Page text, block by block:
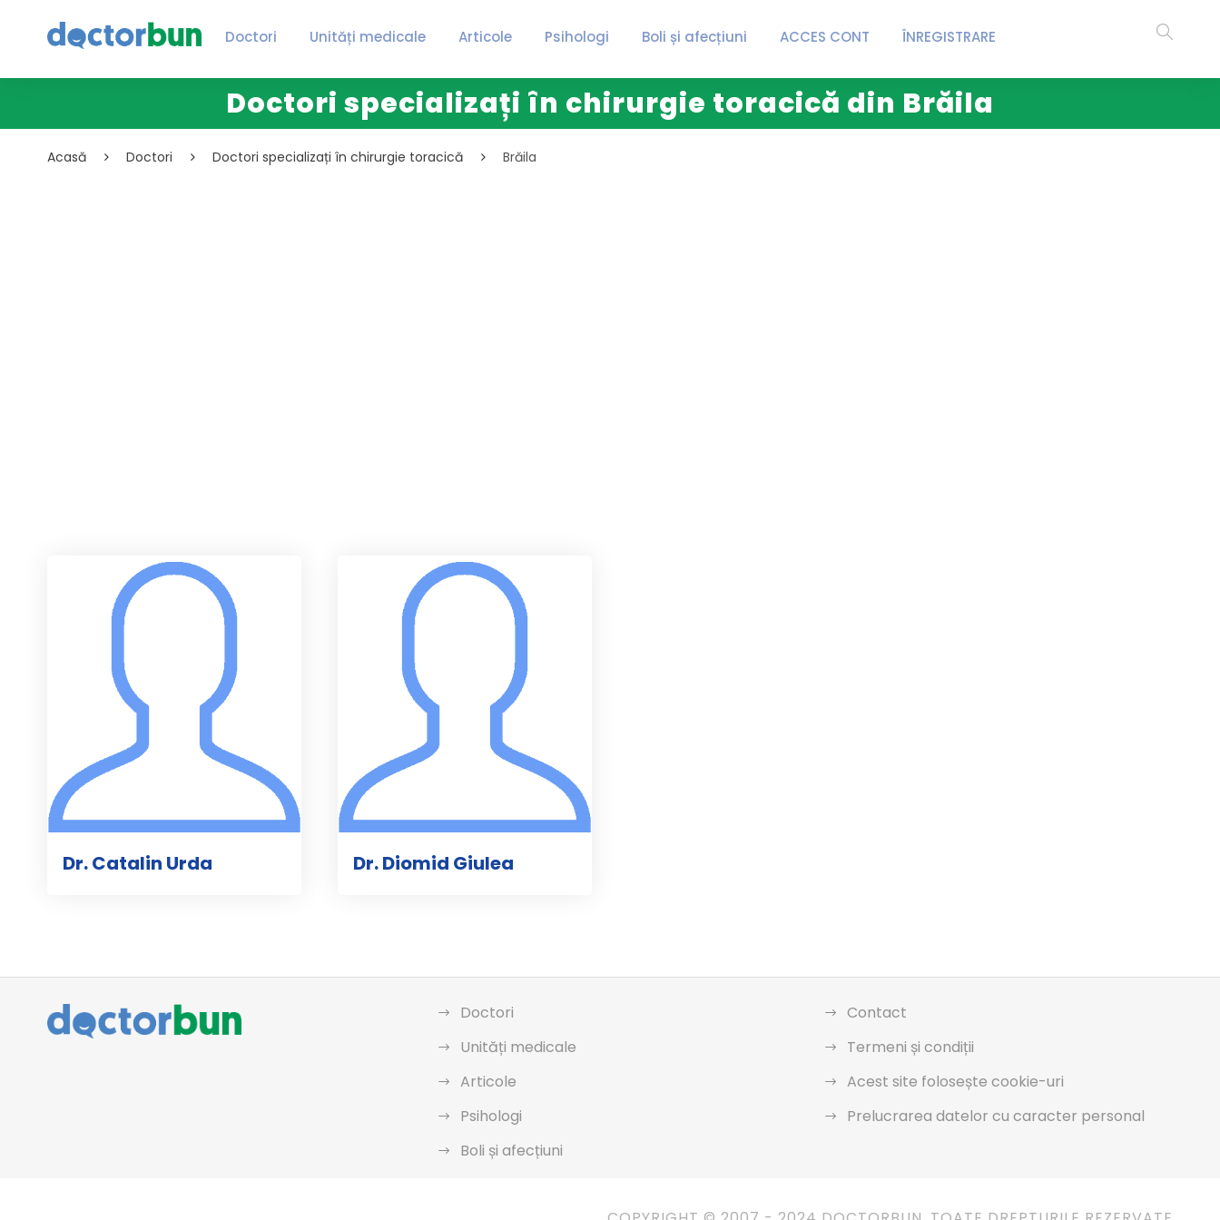
Doctori Unități medicale Articole Psihologi Boli și afecțiuni ACCES CONT ÎNREGISTRARE
Doctori specializați în chirurgie toracică din Brăila
Acasă Doctori Doctori specializați în chirurgie toracică Brăila
Dr. Catalin Urda Dr. Diomid Giulea
Doctori
Unități medicale
Articole
Psihologi
Boli și afecțiuni
Contact
Termeni și condiții
Acest site folosește cookie-uri
Prelucrarea datelor cu caracter personal